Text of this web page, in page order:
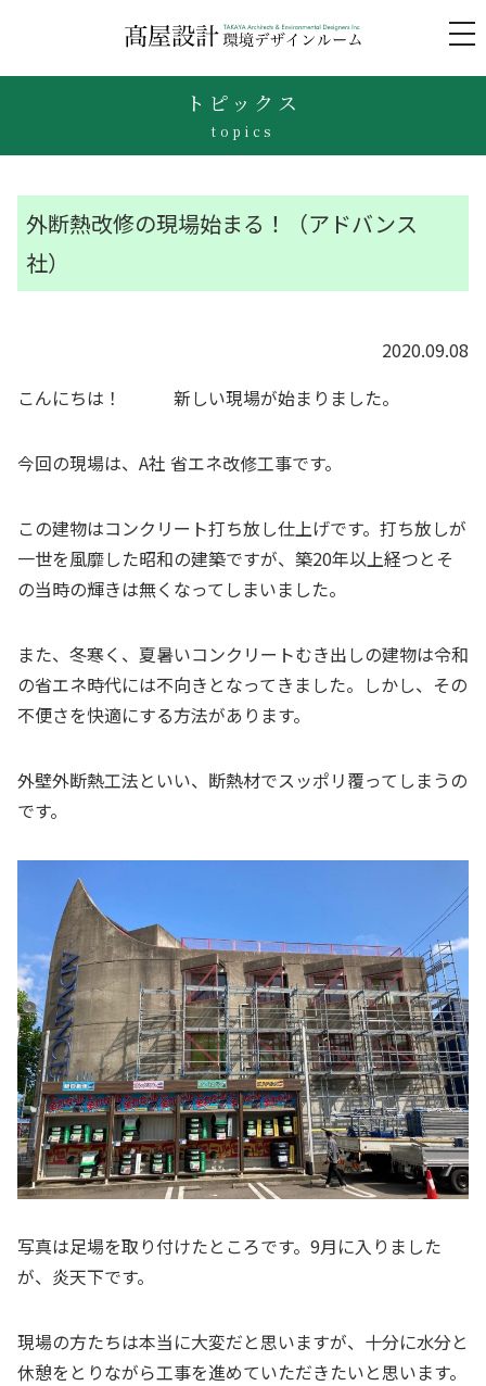
トピックス
topics
外断熱改修の現場始まる！（アドバンス
社）
2020.09.08
こんにちは！ 新しい現場が始まりました。
今回の現場は、A社 省エネ改修工事です。
この建物はコンクリート打ち放し仕上げです。打ち放しが
一世を風靡した昭和の建築ですが、築20年以上経つとそ
の当時の輝きは無くなってしまいました。
また、冬寒く、夏暑いコンクリートむき出しの建物は令和
の省エネ時代には不向きとなってきました。しかし、その
不便さを快適にする方法があります。
外壁外断熱工法といい、断熱材でスッポリ覆ってしまうの
です。
写真は足場を取り付けたところです。9月に入りました
が、炎天下です。
現場の方たちは本当に大変だと思いますが、十分に水分と
休憩をとりながら工事を進めていただきたいと思います。